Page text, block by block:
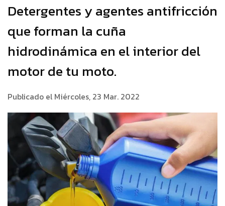
Detergentes y agentes antifricción
que forman la cuña
hidrodinámica en el interior del
motor de tu moto.
Publicado el Miércoles, 23 Mar. 2022